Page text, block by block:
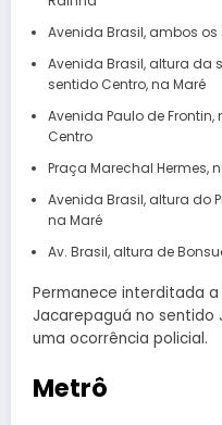
Avenida Brasil, ambos
Avenida Brasil, altura da
sentido Centro, na Maré
Avenida Paulo de
Centro
Praça Marechal Hermes,
Avenida Brasil, altura do
na Maré
Av. Brasil, altura de
Permanece interditada
Jacarepaguá no sentido
uma ocorrência policial.
Metrô